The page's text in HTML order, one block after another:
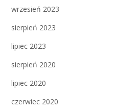
wrzesień 2023
sierpień 2023
lipiec 2023
sierpień 2020
lipiec 2020
czerwiec 2020